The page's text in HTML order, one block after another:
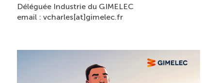
Déléguée Industrie du GIMELEC
email : vcharles[at]gimelec.fr